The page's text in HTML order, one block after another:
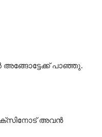
പാഞ്ഞു.
അവൻ